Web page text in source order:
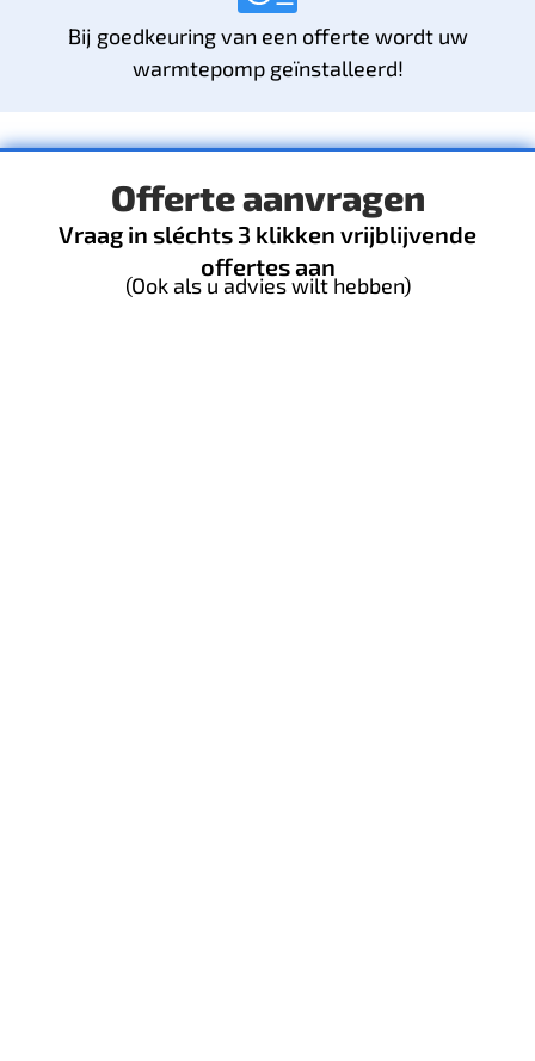
Bij goedkeuring van een offerte wordt uw
warmtepomp geïnstalleerd!
Offerte aanvragen
Vraag in sléchts 3 klikken vrijblijvende
offertes aan
(Ook als u advies wilt hebben)